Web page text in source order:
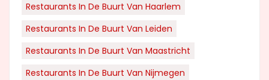
Restaurants In De Buurt Van Haarlem
Restaurants In De Buurt Van Leiden
Restaurants In De Buurt Van Maastricht
Restaurants In De Buurt Van Nijmegen